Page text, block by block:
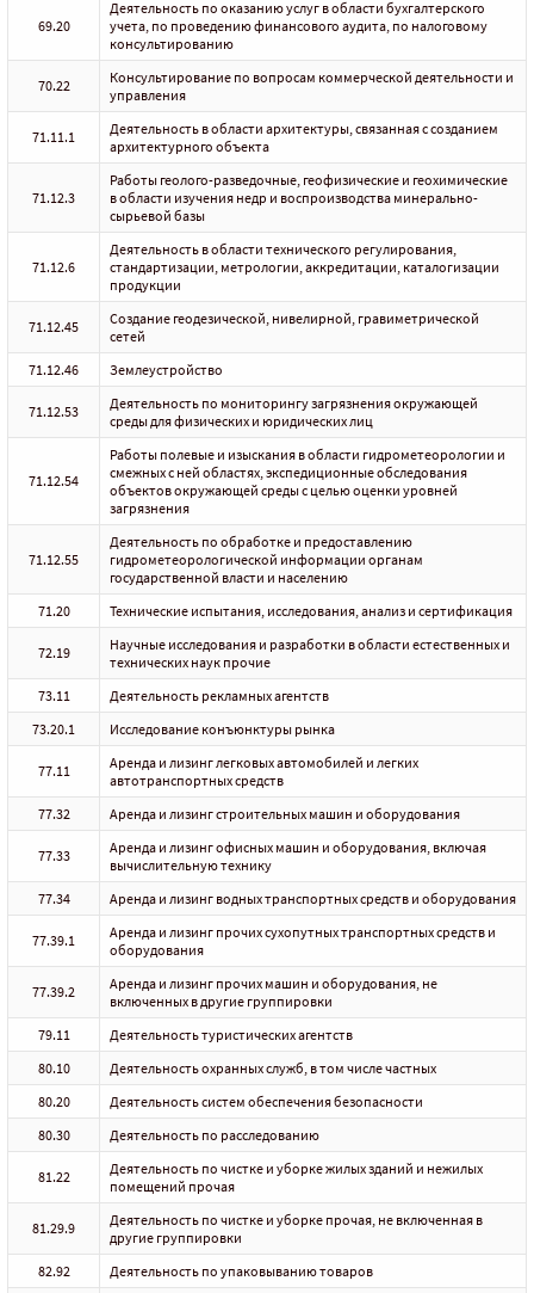
69.20
Деятельность по оказанию услуг в области бухгалтерского
учета, по проведению финансового аудита, по налоговому
консультированию
70.22
Консультирование по вопросам коммерческой деятельности и
управления
71.11.1
Деятельность в области архитектуры, связанная с созданием
архитектурного объекта
71.12.3
Работы геолого-разведочные, геофизические и геохимические
в области изучения недр и воспроизводства минерально-
сырьевой базы
71.12.6
Деятельность в области технического регулирования,
стандартизации, метрологии, аккредитации, каталогизации
продукции
71.12.45
Создание геодезической, нивелирной, гравиметрической
сетей
71.12.46
Землеустройство
71.12.53
Деятельность по мониторингу загрязнения окружающей
среды для физических и юридических лиц
71.12.54
Работы полевые и изыскания в области гидрометеорологии и
смежных с ней областях, экспедиционные обследования
объектов окружающей среды с целью оценки уровней
загрязнения
71.12.55
Деятельность по обработке и предоставлению
гидрометеорологической информации органам
государственной власти и населению
71.20
Технические испытания, исследования, анализ и сертификация
72.19
Научные исследования и разработки в области естественных и
технических наук прочие
73.11
Деятельность рекламных агентств
73.20.1
Исследование конъюнктуры рынка
77.11
Аренда и лизинг легковых автомобилей и легких
автотранспортных средств
77.32
Аренда и лизинг строительных машин и оборудования
77.33
Аренда и лизинг офисных машин и оборудования, включая
вычислительную технику
77.34
Аренда и лизинг водных транспортных средств и оборудования
77.39.1
Аренда и лизинг прочих сухопутных транспортных средств и
оборудования
77.39.2
Аренда и лизинг прочих машин и оборудования, не
включенных в другие группировки
79.11
Деятельность туристических агентств
80.10
Деятельность охранных служб, в том числе частных
80.20
Деятельность систем обеспечения безопасности
80.30
Деятельность по расследованию
81.22
Деятельность по чистке и уборке жилых зданий и нежилых
помещений прочая
81.29.9
Деятельность по чистке и уборке прочая, не включенная в
другие группировки
82.92
Деятельность по упаковыванию товаров